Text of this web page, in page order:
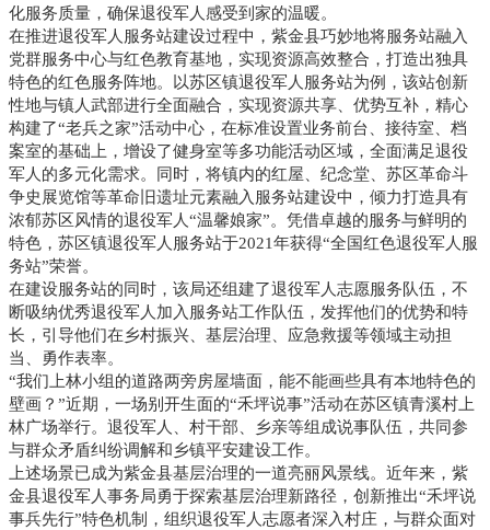
化服务质量，确保退役军人感受到家的温暖。
在推进退役军人服务站建设过程中，紫金县巧妙地将服务站融入
党群服务中心与红色教育基地，实现资源高效整合，打造出独具
特色的红色服务阵地。以苏区镇退役军人服务站为例，该站创新
性地与镇人武部进行全面融合，实现资源共享、优势互补，精心
构建了“老兵之家”活动中心，在标准设置业务前台、接待室、档
案室的基础上，增设了健身室等多功能活动区域，全面满足退役
军人的多元化需求。同时，将镇内的红屋、纪念堂、苏区革命斗
争史展览馆等革命旧遗址元素融入服务站建设中，倾力打造具有
浓郁苏区风情的退役军人“温馨娘家”。凭借卓越的服务与鲜明的
特色，苏区镇退役军人服务站于2021年获得“全国红色退役军人服
务站”荣誉。
在建设服务站的同时，该局还组建了退役军人志愿服务队伍，不
断吸纳优秀退役军人加入服务站工作队伍，发挥他们的优势和特
长，引导他们在乡村振兴、基层治理、应急救援等领域主动担
当、勇作表率。
“我们上林小组的道路两旁房屋墙面，能不能画些具有本地特色的
壁画？”近期，一场别开生面的“禾坪说事”活动在苏区镇青溪村上
林广场举行。退役军人、村干部、乡亲等组成说事队伍，共同参
与群众矛盾纠纷调解和乡镇平安建设工作。
上述场景已成为紫金县基层治理的一道亮丽风景线。近年来，紫
金县退役军人事务局勇于探索基层治理新路径，创新推出“禾坪说
事兵先行”特色机制，组织退役军人志愿者深入村庄，与群众面对